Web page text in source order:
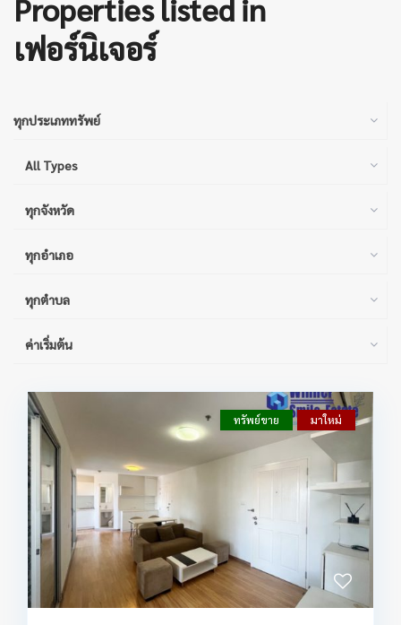
Properties listed in
เฟอร์นิเจอร์
ทุกประเภททรัพย์
All Types
ทุกจังหวัด
ทุกอำเภอ
ทุกตำบล
ค่าเริ่มต้น
ทรัพย์ขาย มาใหม่